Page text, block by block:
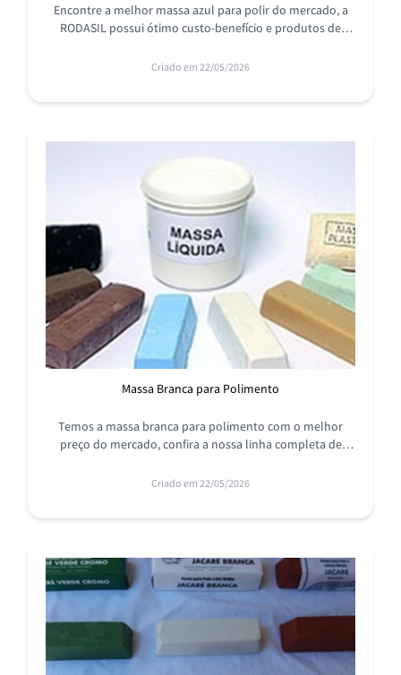
Encontre a melhor massa azul para polir do mercado, a
RODASIL possui ótimo custo-benefício e produtos de
Criado em 22/05/2026
Massa Branca para Polimento
Temos a massa branca para polimento com o melhor
preço do mercado, confira a nossa linha completa de
para você!
Criado em 22/05/2026